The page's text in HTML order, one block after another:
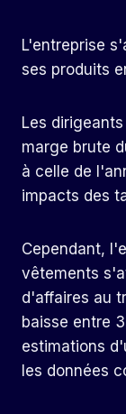
L'entreprise
ses produits
Les
marge brute
à celle de
impacts des
Cependant,
vêtements
d'affaires au
baisse entre
estimations
les données